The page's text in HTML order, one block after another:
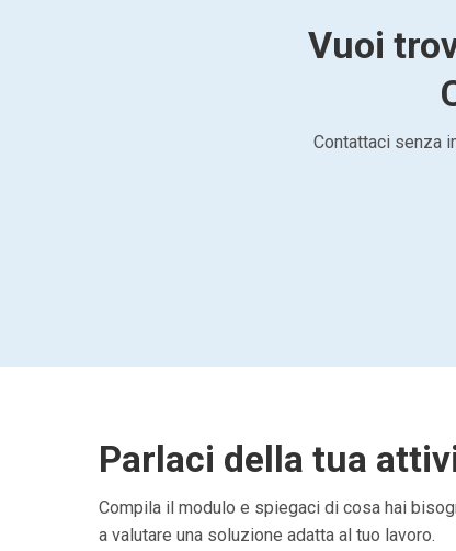
Vuoi
Contattaci senza
Parlaci della tua
Compila il modulo e spiegaci di cosa hai
a valutare una soluzione adatta al tuo lavoro.